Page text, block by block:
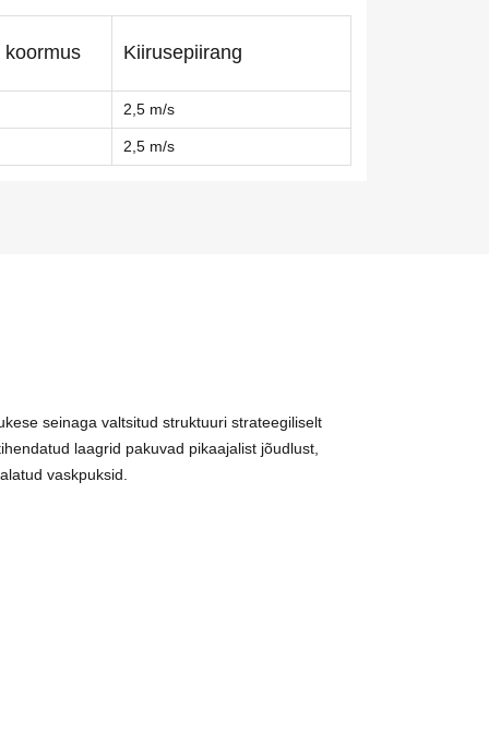
koormus Kiirusepiirang
2,5 m/s
2,5 m/s
seinaga valtsitud struktuuri strateegiliselt
laagrid pakuvad pikaajalist jõudlust,
vaskpuksid.